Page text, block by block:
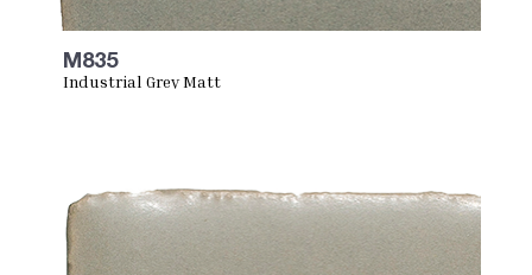
M835
Industrial Grey Matt